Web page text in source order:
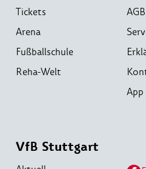
Tickets
Arena
Fußballschule
Reha-Welt
AGB
App
VfB Stuttgart